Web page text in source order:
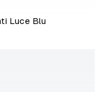
Luce Blu